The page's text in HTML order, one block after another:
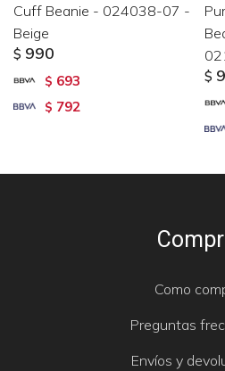
Cuff Beanie - 024038-07 -
Beige
$ 990
$ 693
$ 792
$
Como
Preguntas
Envíos y